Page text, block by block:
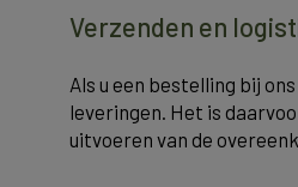
Verzenden en
Als u een bestelling bij
leveringen. Het is
uitvoeren van de